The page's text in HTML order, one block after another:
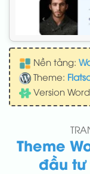
Nền tảng:
Theme:
Version
Theme
đầu